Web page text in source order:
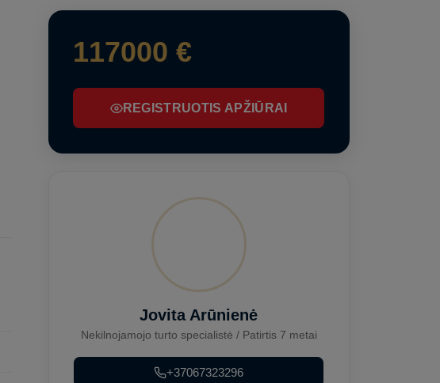
117000 €
REGISTRUOTIS APŽIŪRAI
Jovita Arūnienė
Nekilnojamojo turto specialistė / Patirtis 7 metai
+37067323296